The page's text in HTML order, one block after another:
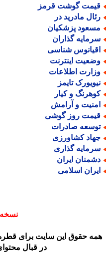
گوشت قرمز
مادرید در
پزشکیان
گذاران
شناسی
اینترنت
اطلاعات
تایمز
و کیار
و آرامش
روز گوشی
صادرات
کشاورزی
گذاری
ایران
اسلامی
نسخه
حقوق این سایت برای قطره
در قبال محتوای